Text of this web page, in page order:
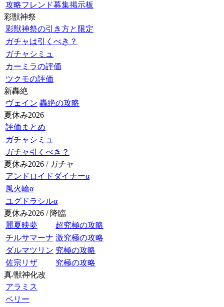
攻略フレンド募集掲示板
彩獣神祭
彩獣神祭の引き方と限定
ガチャは引くべき？
ガチャシミュ
カーミラの評価
ツクモの評価
新轟絶
ヴェイン 轟絶の攻略
夏休み2026
評価まとめ
ガチャシミュ
ガチャ引くべき？
夏休み2026 / ガチャ
アンドロイドダイナーα
風火輪α
ユグドラシルα
夏休み2026 / 降臨
麗夏映夢
超究極の攻略
チルサマーナ 激究極の攻略
ダルマツリン 究極の攻略
佐宗リザ
究極の攻略
真/獣神化改
アラミス
ペリー